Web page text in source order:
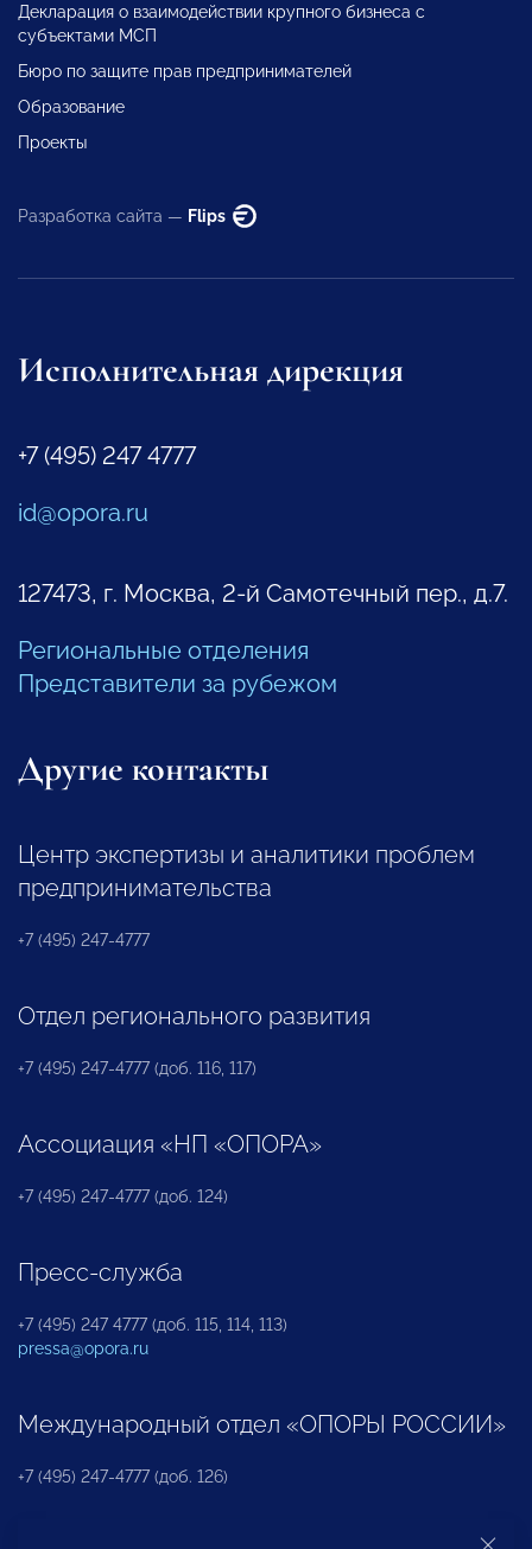
Декларация о взаимодействии крупного бизнеса с
субъектами МСП
Бюро по защите прав предпринимателей
Образование
Проекты
Разработка сайта — Flips
Исполнительная дирекция
+7 (495) 247 4777
id@opora.ru
127473, г. Москва, 2-й Самотечный пер., д.7.
Региональные отделения
Представители за рубежом
Другие контакты
Центр экспертизы и аналитики проблем
предпринимательства
+7 (495) 247-4777
Отдел регионального развития
+7 (495) 247-4777 (доб. 116, 117)
Ассоциация «НП «ОПОРА»
+7 (495) 247-4777 (доб. 124)
Пресс-служба
+7 (495) 247 4777 (доб. 115, 114, 113)
pressa@opora.ru
Международный отдел «ОПОРЫ РОССИИ»
+7 (495) 247-4777 (доб. 126)